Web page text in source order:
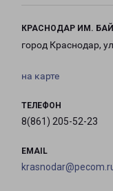
КРАСНОДАР ИМ.
город Краснодар,
на карте
ТЕЛЕФОН
8(861) 205-52-23
EMAIL